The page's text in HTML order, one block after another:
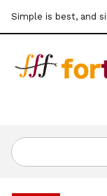
Simple is best, and
公式通販サイトオー
お知らせ